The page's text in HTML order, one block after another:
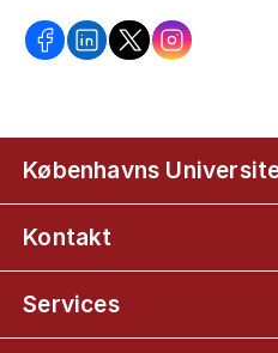
Københavns
Kontakt
Services